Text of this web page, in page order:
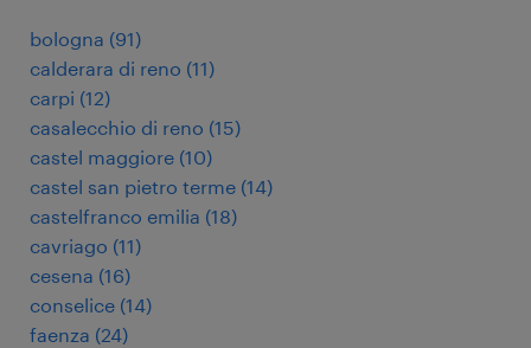
bologna (91)
calderara di reno (11)
carpi (12)
casalecchio di reno (15)
castel maggiore (10)
castel san pietro terme (14)
castelfranco emilia (18)
cavriago (11)
cesena (16)
conselice (14)
faenza (24)